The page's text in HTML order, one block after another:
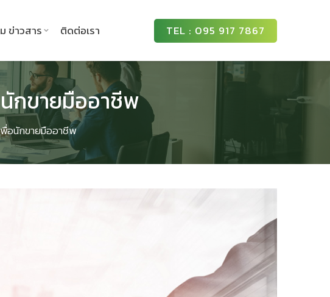
ข่าวสาร ติดต่อเรา TEL : 095 917 7867
นักขายมืออาชีพ
พื่อนักขายมืออาชีพ